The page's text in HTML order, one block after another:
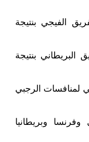
الفيجي بنتيجة
البريطاني بنتيجة
لمنافسات الرجبي
وبريطانيا